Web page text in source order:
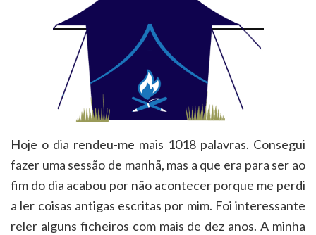
Hoje o dia rendeu-me mais 1018 palavras. Consegui
fazer uma sessão de manhã, mas a que era para ser ao
fim do dia acabou por não acontecer porque me perdi
a ler coisas antigas escritas por mim. Foi interessante
reler alguns ficheiros com mais de dez anos. A minha